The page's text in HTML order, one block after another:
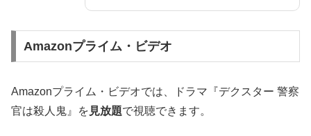
Amazonプライム・ビデオ
Amazonプライム・ビデオでは、ドラマ『デクスター 警察
官は殺人鬼』を 見放題で視聴できます。